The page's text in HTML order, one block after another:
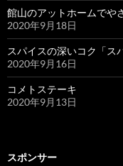
館山のアットホームでや
2020年9月18日
スパイスの深いコク「ス
2020年9月16日
コメトステーキ
2020年9月13日
スポンサー